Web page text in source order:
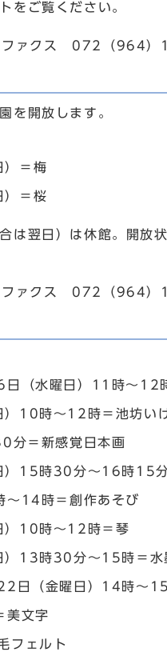
をご覧ください。
ファクス 072（964
を開放します。
＝梅
＝桜
は翌日）は休館。開放
ファクス 072（964
（水曜日）11時～12
10時～12時＝池坊い
分＝新感覚日本画
）15時30分～16時15
14時＝創作あそび
）10時～12時＝琴
）13時30分～15時＝水
日（金曜日）14時～
美文字
フェルト